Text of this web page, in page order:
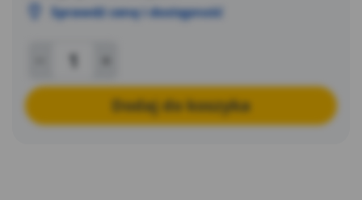
Sprawdź cenę i dostępność
Dodaj do koszyka